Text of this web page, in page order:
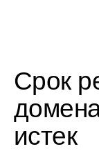
Срок
истек